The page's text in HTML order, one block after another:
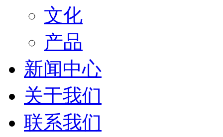
文化
产品
新闻中心
关于我们
联系我们